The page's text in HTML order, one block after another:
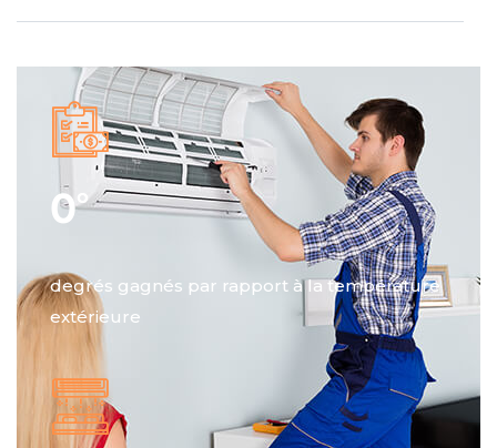
0°
degrés gagnés par rapport à la température
extérieure